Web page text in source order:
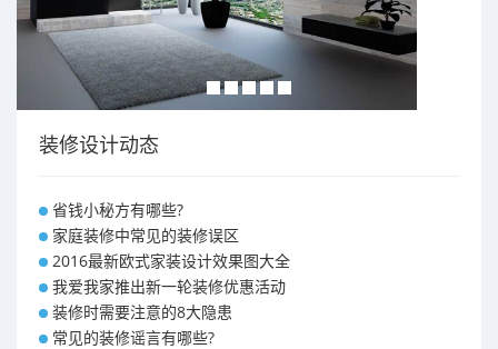
装修设计动态
省钱小秘方有哪些?
家庭装修中常见的装修误区
2016最新欧式家装设计效果图大全
我爱我家推出新一轮装修优惠活动
装修时需要注意的8大隐患
常见的装修谣言有哪些?